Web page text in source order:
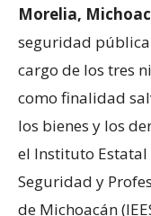
Morelia,
seguridad
cargo de los tres
como finalidad
los bienes y los
el Instituto Estatal
Seguridad y
de Michoacán